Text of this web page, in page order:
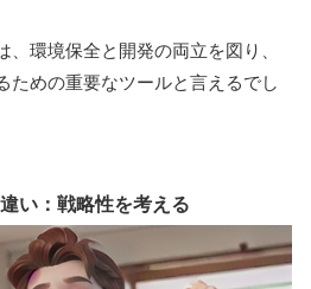
環境保全と開発の両立を図り、
ための重要なツールと言えるでし
い：戦略性を考える